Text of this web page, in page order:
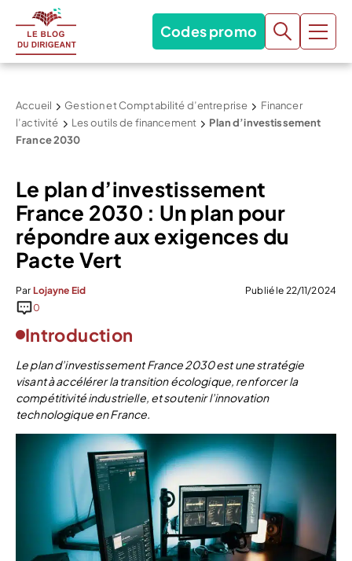
Codes promo
Accueil Gestion et Comptabilité d’entreprise
Financer
l’activité
Les outils de financement
Plan d’investissement
France 2030
Le plan d’investissement
France 2030 : Un plan pour
répondre aux exigences du
Pacte Vert
Par Lojayne Eid
Publié le 22/11/2024
0
Introduction
Le plan d’investissement France 2030 est une stratégie
visant à accélérer la transition écologique, renforcer la
compétitivité industrielle, et soutenir l’innovation
technologique en France.